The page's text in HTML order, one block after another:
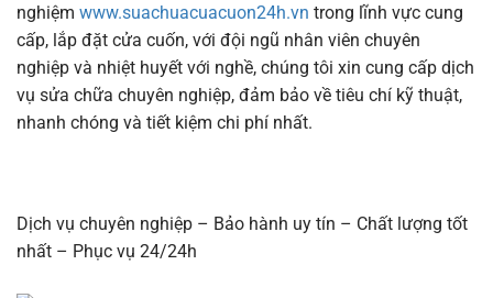
nghiệm www.suachuacuacuon24h.vn trong lĩnh vực cung
cấp, lắp đặt cửa cuốn, với đội ngũ nhân viên chuyên
nghiệp và nhiệt huyết với nghề, chúng tôi xin cung cấp dịch
vụ sửa chữa chuyên nghiệp, đảm bảo về tiêu chí kỹ thuật,
nhanh chóng và tiết kiệm chi phí nhất.
Dịch vụ chuyên nghiệp – Bảo hành uy tín – Chất lượng tốt
nhất – Phục vụ 24/24h